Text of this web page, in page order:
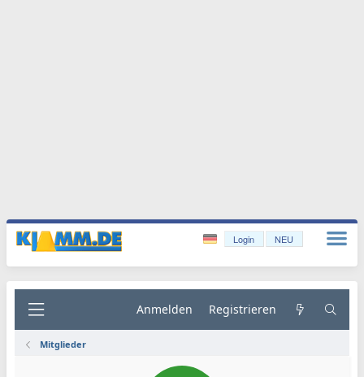
Login NEU
Anmelden Registrieren
Mitglieder